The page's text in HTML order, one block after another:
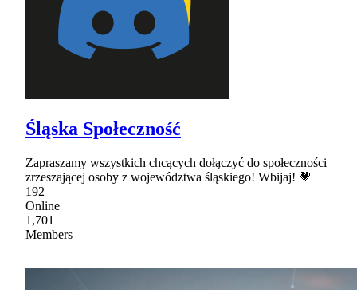
Śląska Społeczność
Zapraszamy wszystkich chcących dołączyć do społeczności
zrzeszającej osoby z województwa śląskiego! Wbijaj! 💗
192
Online
1,701
Members